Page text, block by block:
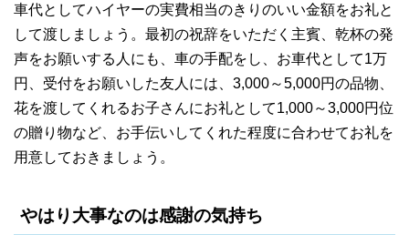
車代としてハイヤーの実費相当のきりのいい金額をお礼と
して渡しましょう。最初の祝辞をいただく主賓、乾杯の発
声をお願いする人にも、車の手配をし、お車代として1万
円、受付をお願いした友人には、3,000～5,000円の品物、
花を渡してくれるお子さんにお礼として1,000～3,000円位
の贈り物など、お手伝いしてくれた程度に合わせてお礼を
用意しておきましょう。
やはり大事なのは感謝の気持ち